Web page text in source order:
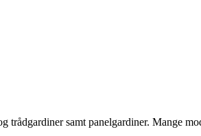
trådgardiner samt panelgardiner. Mange